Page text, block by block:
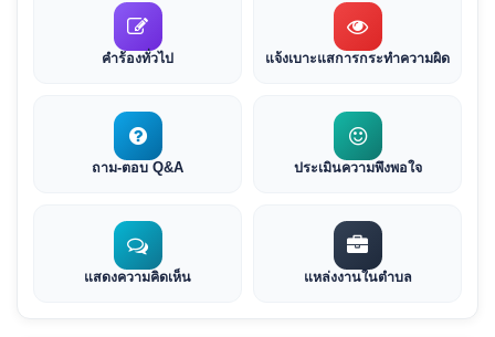
คำร้องทั่วไป แจ้งเบาะแสการกระทำความผิด
ถาม-ตอบ Q&A ประเมินความพึงพอใจ
แสดงความคิดเห็น แหล่งงานในตำบล